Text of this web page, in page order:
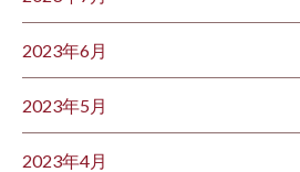
2023年6月
2023年5月
2023年4月